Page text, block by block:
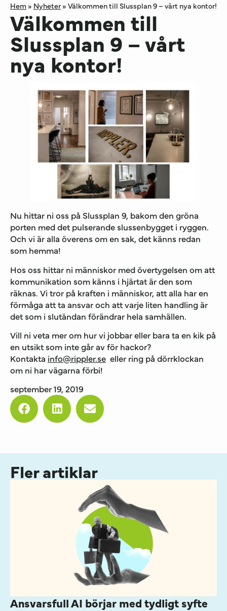
Hem » Nyheter » Välkommen till Slussplan 9 – vårt nya kontor!
Välkommen till
Slussplan 9 – vårt
nya kontor!
Nu hittar ni oss på Slussplan 9, bakom den gröna
porten med det pulserande slussenbygget i ryggen.
Och vi är alla överens om en sak, det känns redan
som hemma!
Hos oss hittar ni människor med övertygelsen om att
kommunikation som känns i hjärtat är den som
räknas. Vi tror på kraften i människor, att alla har en
förmåga att ta ansvar och att varje liten handling är
det som i slutändan förändrar hela samhällen.
Vill ni veta mer om hur vi jobbar eller bara ta en kik på
en utsikt som inte går av för hackor?
Kontakta info@rippler.se eller ring på dörrklockan
om ni har vägarna förbi!
september 19, 2019
Fler artiklar
Ansvarsfull AI börjar med tydligt syfte